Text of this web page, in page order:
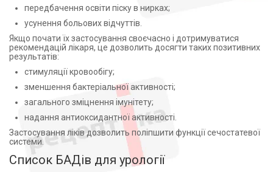
передбачення освіти піску в нирках;
усунення больових відчуттів.
Якщо почати їх застосування своєчасно і дотримуватися
рекомендацій лікаря, це дозволить досягти таких позитивних
результатів:
стимуляції кровообігу;
зменшення бактеріальної активності;
загального зміцнення імунітету;
надання антиоксидантної активності.
Застосування ліків дозволить поліпшити функції сечостатевої
системи.
Список БАДів для урології